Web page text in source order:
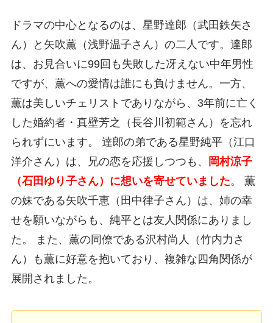
ドラマの中心となるのは、星野達郎（武田鉄矢さ
ん）と矢吹薫（浅野温子さん）の二人です。達郎
は、お見合いに99回も失敗した冴えない中年男性
ですが、薫への愛情は誰にも負けません。一方、
薫は美しいチェリストでありながら、3年前に亡く
した婚約者・真壁芳之（長谷川初範さん）を忘れ
られずにいます。 達郎の弟である星野純平（江口
洋介さん）は、兄の恋を応援しつつも、
岡村涼子
（石田ゆり子さん）に想いを寄せていました。 薫
の妹である矢吹千恵（田中律子さん）は、姉の幸
せを願いながらも、純平とは友人関係にありまし
た。 また、薫の同僚である沢村尚人（竹内力さ
ん）も薫に好意を抱いており、複雑な四角関係が
展開されました。